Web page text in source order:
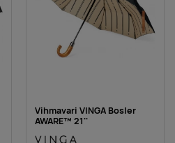
Vihmavari VINGA Bosler
AWARE™ 21''